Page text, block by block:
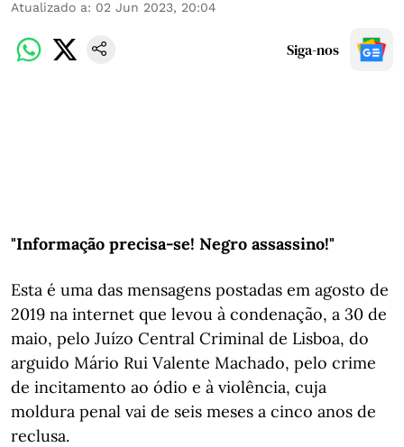
Atualizado a: 02 Jun 2023, 20:04
Siga-nos
"Informação precisa-se! Negro assassino!"
Esta é uma das mensagens postadas em agosto de
2019 na internet que levou à condenação, a 30 de
maio, pelo Juízo Central Criminal de Lisboa, do
arguido Mário Rui Valente Machado, pelo crime
de incitamento ao ódio e à violência, cuja
moldura penal vai de seis meses a cinco anos de
reclusa.